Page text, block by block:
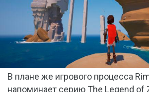
В плане же игрового процесса
напоминает серию The Legend of